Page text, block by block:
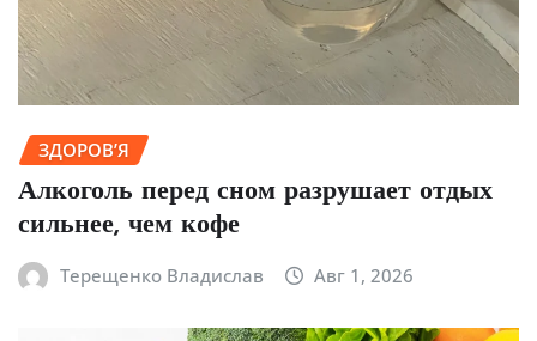
ЗДОРОВ’Я
Алкоголь перед сном разрушает отдых
сильнее, чем кофе
Терещенко Владислав Авг 1, 2026